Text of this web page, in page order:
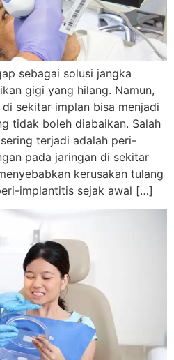
sebagai solusi jangka
gigi yang hilang. Namun,
sekitar implan bisa menjadi
tidak boleh diabaikan. Salah
terjadi adalah peri-
pada jaringan di sekitar
kerusakan tulang
implantitis sejak awal […]